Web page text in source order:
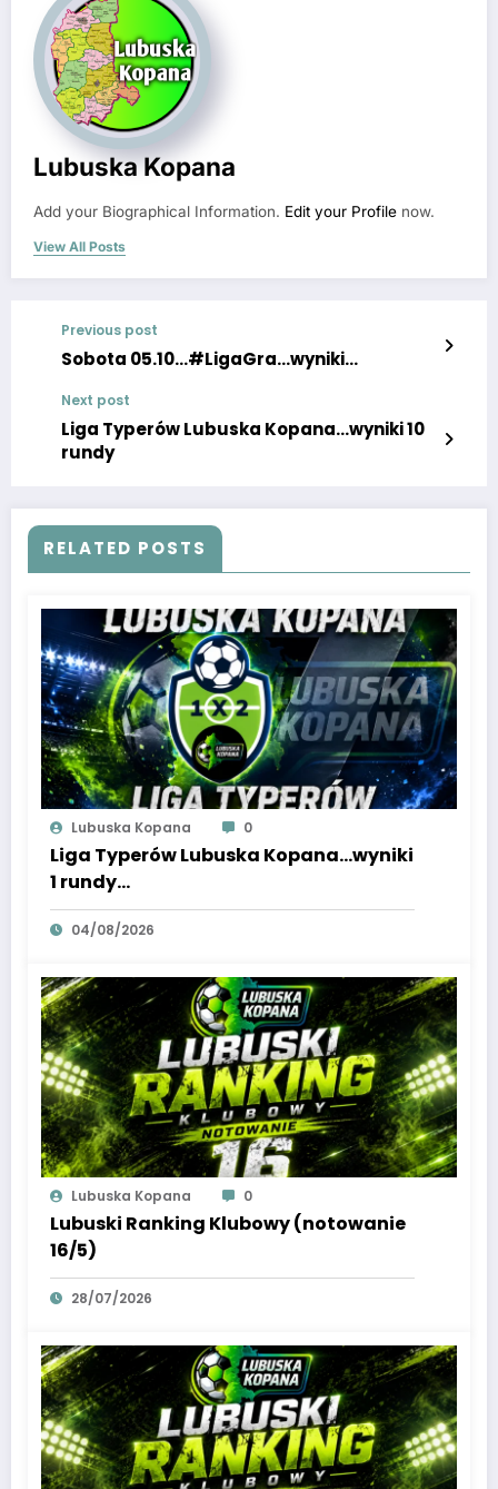
Lubuska Kopana
Add your Biographical Information. Edit your Profile now.
View All Posts
Previous post
Sobota 05.10…#LigaGra…wyniki…
Next post
Liga Typerów Lubuska Kopana…wyniki 10
rundy
RELATED POSTS
Lubuska Kopana 0
Liga Typerów Lubuska Kopana…wyniki
1 rundy…
04/08/2026
Lubuska Kopana 0
Lubuski Ranking Klubowy (notowanie
16/5)
28/07/2026